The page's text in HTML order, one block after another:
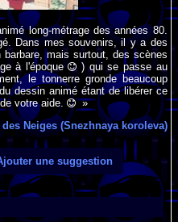
long-métrage des années 80.
Dans mes souvenirs, il y a des
mais surtout, des scènes
à l'époque
) qui se passe au
le tonnerre gronde beaucoup
dessin animé étant de libérer ce
votre aide.
»
Neiges (Snezhnaya koroleva)
une suggestion